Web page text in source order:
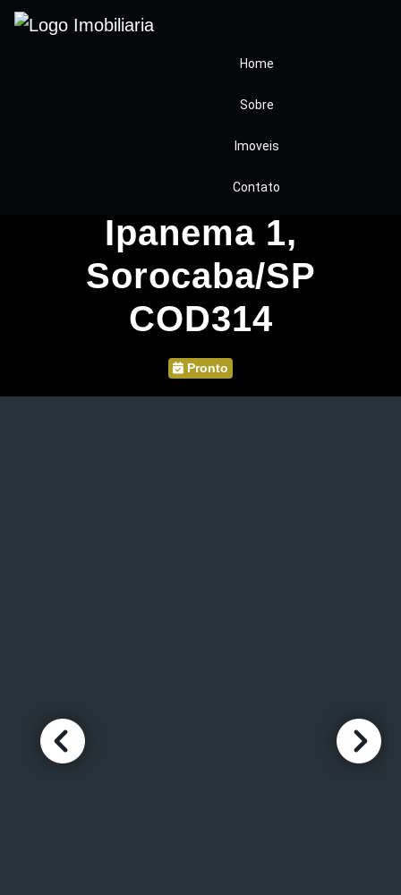
Home
Sobre
Imoveis
Contato
Casa à Venda –
Residencial Villagio
Ipanema 1,
Sorocaba/SP
COD314
Pronto